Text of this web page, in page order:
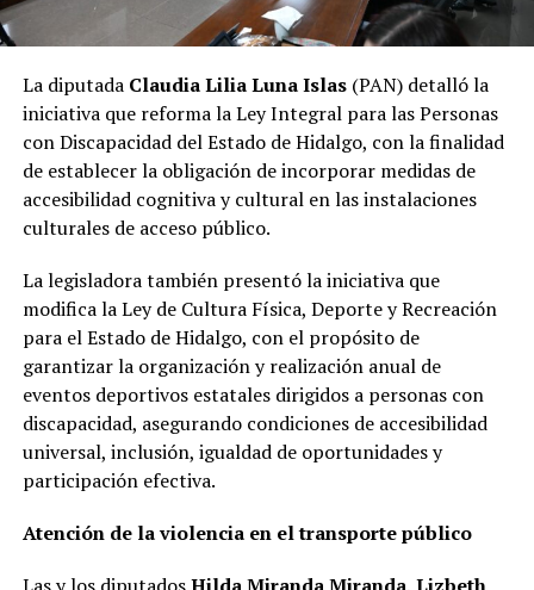
La diputada Claudia Lilia Luna Islas(PAN) detalló la
iniciativa que reforma la Ley Integral para las Personas
con Discapacidad del Estado de Hidalgo, con la finalidad
de establecer la obligación de incorporar medidas de
accesibilidad cognitiva y cultural en las instalaciones
culturales de acceso público.
La legisladora también presentó la iniciativa que
modifica la Ley de Cultura Física, Deporte y Recreación
para el Estado de Hidalgo, con el propósito de
garantizar la organización y realización anual de
eventos deportivos estatales dirigidos a personas con
discapacidad, asegurando condiciones de accesibilidad
universal, inclusión, igualdad de oportunidades y
participación efectiva.
Atención de la violencia en el transporte público